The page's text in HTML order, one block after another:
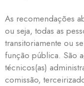
As recomendações
ou seja, todas as
transitoriamente ou
função pública. São
técnicos(as)
comissão,